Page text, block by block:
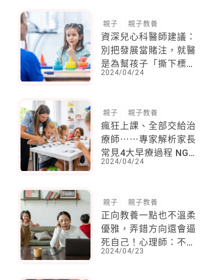
親子 親子教養
資深兒心科醫師建議：
別把發展當賭注，就醫
是為幫孩子「撕下標
籤」
2024/04/24
親子 親子教養
瘋狂上課、全部交給治
療師⋯⋯專家解析家長
常見4大早療過程 NG
心態
2024/04/24
親子 親子教養
正向教養一點也不溫柔
優雅，弄錯方向還會逼
死自己！心理師：不妨
試試「溫和而堅定」
2024/04/23